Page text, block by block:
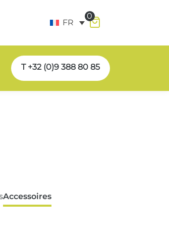
FR
0
T +32 (0)9 388 80 85
Accessoires